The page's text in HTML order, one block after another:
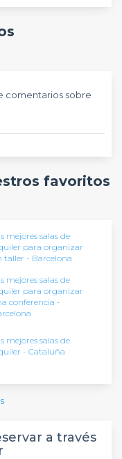
comentarios sobre
favoritos
mejores salas de
para organizar
taller - Barcelona
mejores salas de
para organizar
conferencia -
mejores salas de
- Cataluña
a través